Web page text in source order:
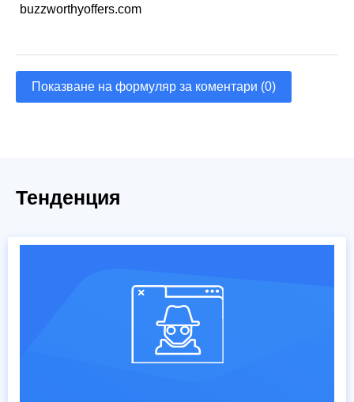
buzzworthyoffers.com
Показване на формуляр за коментари (0)
Тенденция